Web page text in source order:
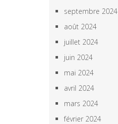
septembre 2024
août 2024
juillet 2024
juin 2024
mai 2024
avril 2024
mars 2024
février 2024